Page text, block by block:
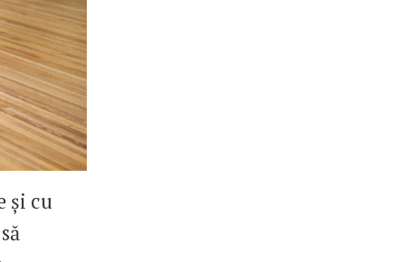
și cu